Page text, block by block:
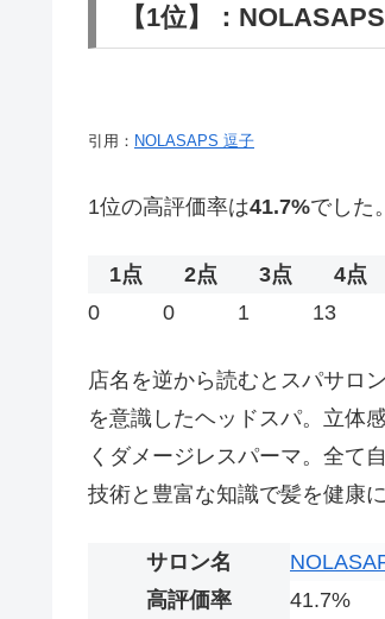
【1位】：
引用： NOLASAPS 逗子
1位の高評価率は41.7%でした。
1点 2点 3点 4点
0 0 1 13
店名を逆から読むとスパサロ
を意識したヘッドスパ。立体
くダメージレスパーマ。全て
技術と豊富な知識で髪を健康
サロン名
高評価率
41.7%